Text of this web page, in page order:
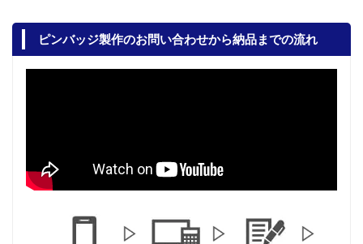
ピンバッジ製作のお問い合わせから納品までの流れ